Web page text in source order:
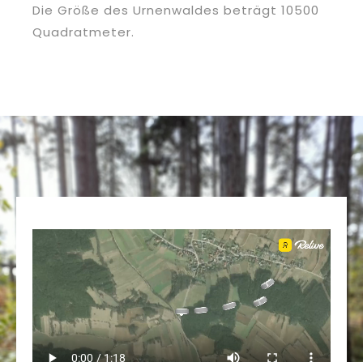
Die Größe des Urnenwaldes beträgt 10500
Quadratmeter.